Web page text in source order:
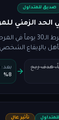
صديق للمتداول
30 يوماً، هدف ربح
بعد:
8%
تأثير عالٍ